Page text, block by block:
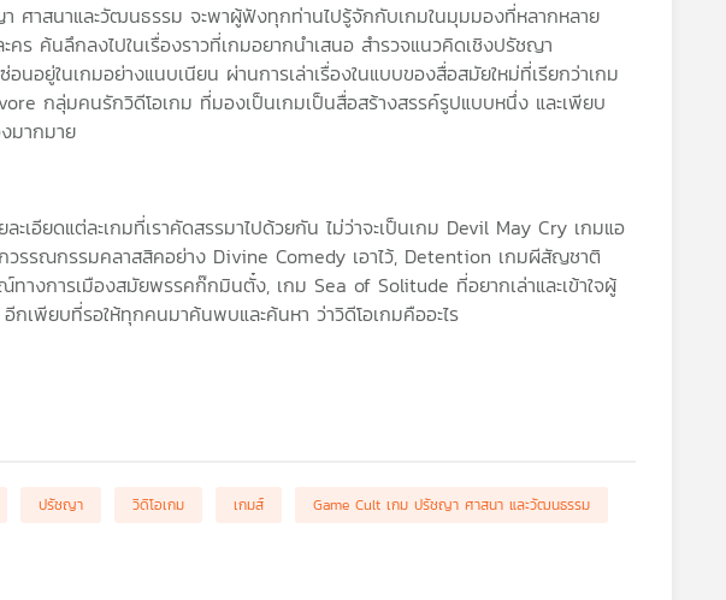
ศาสนาและวัฒนธรรม จะพาผู้ฟังทุกท่านไปรู้จักกับเกมในมุมมองที่หลากหลาย
ร ค้นลึกลงไปในเรื่องราวที่เกมอยากนำเสนอ สำรวจแนวคิดเชิงปรัชญา
อยู่ในเกมอย่างแนบเนียน ผ่านการเล่าเรื่องในแบบของสื่อสมัยใหม่ที่เรียกว่าเกม
กลุ่มคนรักวิดีโอเกม ที่มองเป็นเกมเป็นสื่อสร้างสรรค์รูปแบบหนึ่ง และเพียบ
มากมาย
ละเอียดแต่ละเกมที่เราคัดสรรมาไปด้วยกัน ไม่ว่าจะเป็นเกม Devil May Cry เกมแอ
รรณกรรมคลาสสิคอย่าง Divine Comedy เอาไว้, Detention เกมผีสัญชาติ
ทางการเมืองสมัยพรรคก๊กมินตั๋ง, เกม Sea of Solitude ที่อยากเล่าและเข้าใจผู้
กเพียบที่รอให้ทุกคนมาค้นพบและค้นหา ว่าวิดีโอเกมคืออะไร
ปรัชญา วิดิโอเกม เกมส์
Game Cult เกม ปรัชญา ศาสนา และวัฒนธรรม